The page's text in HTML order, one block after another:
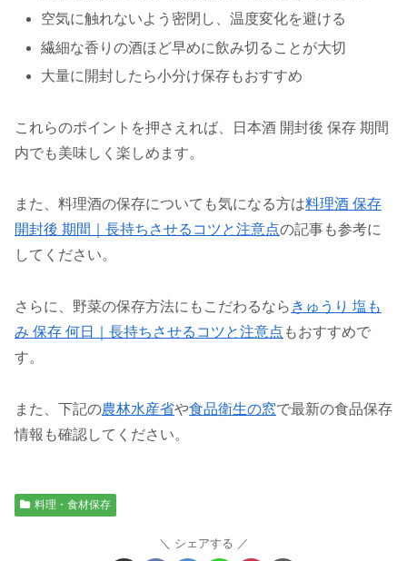
空気に触れないよう密閉し、温度変化を避ける
繊細な香りの酒ほど早めに飲み切ることが大切
大量に開封したら小分け保存もおすすめ
これらのポイントを押さえれば、日本酒 開封後 保存 期間
内でも美味しく楽しめます。
また、料理酒の保存についても気になる方は料理酒 保存
開封後 期間｜長持ちさせるコツと注意点の記事も参考に
してください。
さらに、野菜の保存方法にもこだわるなら きゅうり 塩も
み 保存 何日｜長持ちさせるコツと注意点 もおすすめで
す。
また、下記の農林水産省や食品衛生の窓で最新の食品保存
情報も確認してください。
料理・食材保存
シェアする